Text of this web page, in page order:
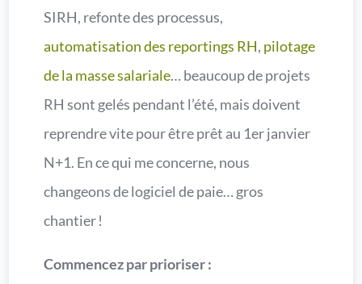
SIRH, refonte des processus,
automatisation des reportings RH, pilotage
de la masse salariale… beaucoup de projets
RH sont gelés pendant l’été, mais doivent
reprendre vite pour être prêt au 1er janvier
N+1. En ce qui me concerne, nous
changeons de logiciel de paie… gros
chantier !
Commencez par prioriser :